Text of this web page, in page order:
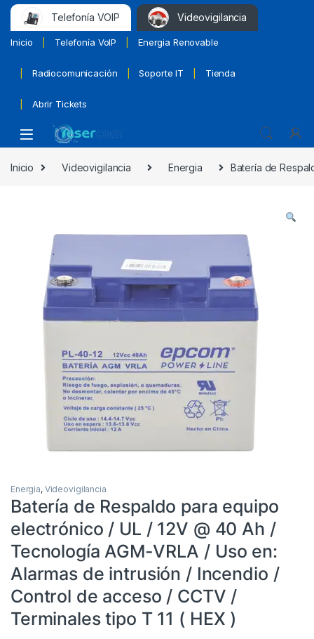
Telefonía VOIP Videovigilancia
Inicio Telefonía VoIP Energia Renovable
Radiocomunicación Soporte IT Tienda
Abrir Tickets
Inicio Videovigilancia Energia Batería de
Energia, Videovigilancia
Batería de Respaldo para equipo
electrónico / UL / 12V @ 40 Ah /
Tecnología AGM-VRLA / Uso en:
Alarmas de intrusión / Incendio /
Control de acceso / CCTV /
Terminales tipo T 11 ( HEX )